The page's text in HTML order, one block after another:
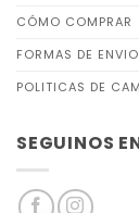
CÓMO COMPRAR
FORMAS DE
POLITICAS DE
SEGUINOS